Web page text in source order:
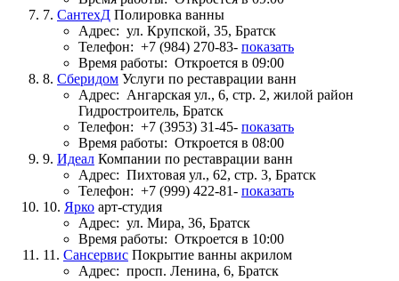
7. СантехД Полировка ванны
Адрес: ул. Крупской, 35, Братск
Телефон: +7 (984) 270-83- показать
Время работы: Откроется в 09:00
8. Сберидом Услуги по реставрации ванн
Адрес: Ангарская ул., 6, стр. 2, жилой район
Гидростроитель, Братск
Телефон: +7 (3953) 31-45- показать
Время работы: Откроется в 08:00
9. Идеал Компании по реставрации ванн
Адрес: Пихтовая ул., 62, стр. 3, Братск
Телефон: +7 (999) 422-81- показать
10. Ярко арт-студия
Адрес: ул. Мира, 36, Братск
Время работы: Откроется в 10:00
11. Сансервис Покрытие ванны акрилом
Адрес: просп. Ленина, 6, Братск